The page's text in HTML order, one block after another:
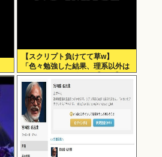
【スクリプト負けてて草w】
「色々勉強した結果、理系以外は
エラー品だと気付いた【ガチ】」
について、もっと具体的に話そう
か